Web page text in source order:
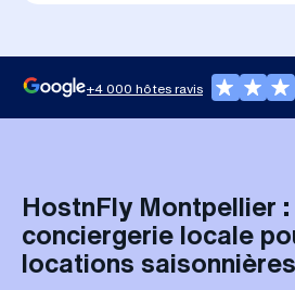
+4 000 hôtes ravis
HostnFly Montpellier :
conciergerie locale
locations saisonnières